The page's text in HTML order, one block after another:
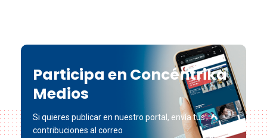
Participa en Concéntrika
Medios
Si quieres publicar en nuestro portal, envía tus
contribuciones al correo